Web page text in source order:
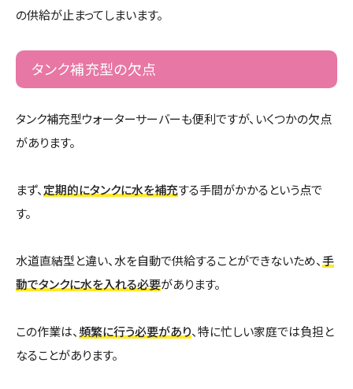
の供給が止まってしまいます。
タンク補充型の欠点
タンク補充型ウォーターサーバーも便利ですが、いくつかの欠点
があります。
まず、 定期的にタンクに水を補充する手間がかかるという点で
す。
水道直結型と違い、水を自動で供給することができないため、 手
動でタンクに水を入れる必要があります。
この作業は、 頻繁に行う必要があり、特に忙しい家庭では負担と
なることがあります。